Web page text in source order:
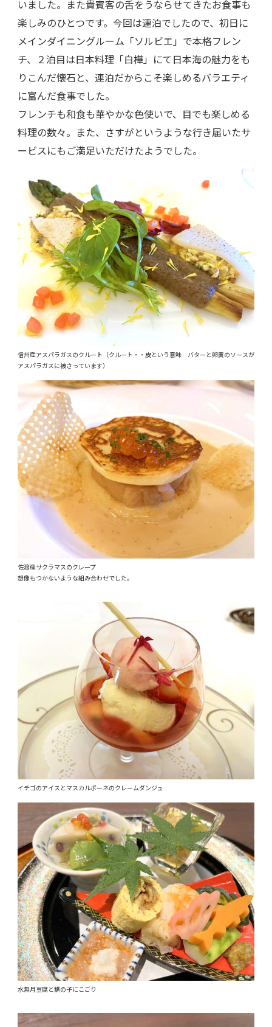
いました。また貴賓客の舌をうならせてきたお食事も
楽しみのひとつです。今回は連泊でしたので、初日に
メインダイニングルーム「ソルビエ」で本格フレン
チ、２泊目は日本料理「白樺」にて日本海の魅力をも
りこんだ懐石と、連泊だからこそ楽しめるバラエティ
に富んだ食事でした。
フレンチも和食も華やかな色使いで、目でも楽しめる
料理の数々。また、さすがというような行き届いたサ
ービスにもご満足いただけたようでした。
信州産アスパラガスのクルート（クルート・・皮という意味 バターと卵黄のソースが
アスパラガスに被さっています）
佐渡産サクラマスのクレープ
想像もつかないような組み合わせでした。
イチゴのアイスとマスカルポーネのクレームダンジュ
水無月豆腐と鯛の子にこごり